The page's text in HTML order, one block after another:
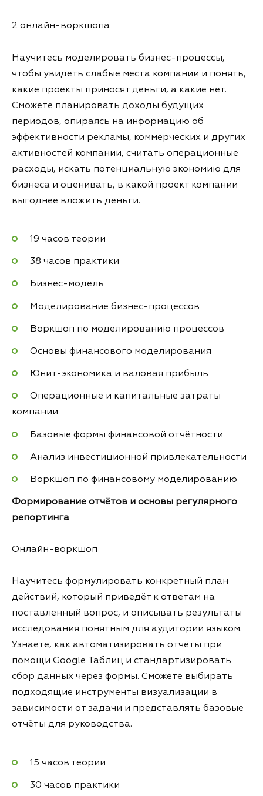
2 онлайн-воркшопа
Научитесь моделировать бизнес-процессы,
чтобы увидеть слабые места компании и понять,
какие проекты приносят деньги, а какие нет.
Сможете планировать доходы будущих
периодов, опираясь на информацию об
эффективности рекламы, коммерческих и других
активностей компании, считать операционные
расходы, искать потенциальную экономию для
бизнеса и оценивать, в какой проект компании
выгоднее вложить деньги.
19 часов теории
38 часов практики
Бизнес-модель
Моделирование бизнес-процессов
Воркшоп по моделированию процессов
Основы финансового моделирования
Юнит-экономика и валовая прибыль
Операционные и капитальные затраты
компании
Базовые формы финансовой отчётности
Анализ инвестиционной привлекательности
Воркшоп по финансовому моделированию
Формирование отчётов и основы регулярного
репортинга
Онлайн-воркшоп
Научитесь формулировать конкретный план
действий, который приведёт к ответам на
поставленный вопрос, и описывать результаты
исследования понятным для аудитории языком.
Узнаете, как автоматизировать отчёты при
помощи Google Таблиц и стандартизировать
сбор данных через формы. Сможете выбирать
подходящие инструменты визуализации в
зависимости от задачи и представлять базовые
отчёты для руководства.
15 часов теории
30 часов практики